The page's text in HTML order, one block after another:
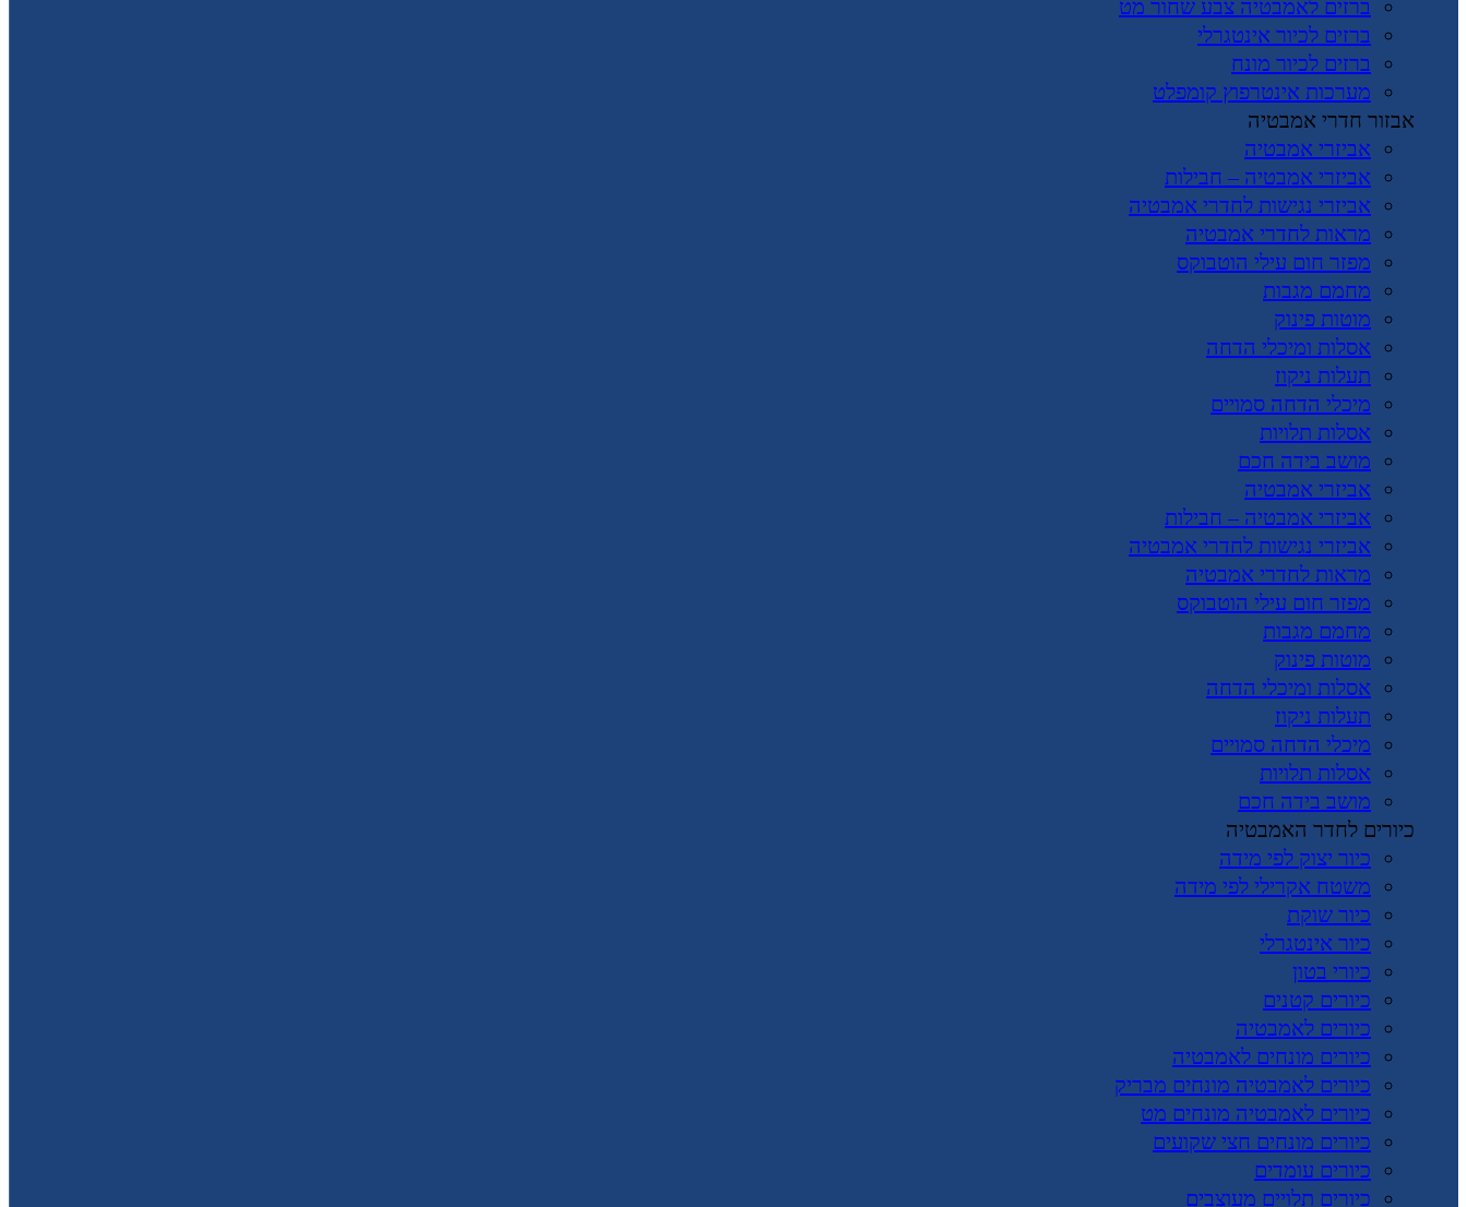
ברזים לאמבטיה צבע שחור מט
ברזים לכיור אינטגרלי
ברזים לכיור מונח
מערכות אינטרפוץ קומפלט
אבזור חדרי אמבטיה
אביזרי אמבטיה
אביזרי אמבטיה – חבילות
אביזרי נגישות לחדרי אמבטיה
מראות לחדרי אמבטיה
מפזר חום עילי הוטבוקס
מחמם מגבות
מוטות פינוק
אסלות ומיכלי הדחה
תעלות ניקוז
מיכלי הדחה סמויים
אסלות תלויות
מושב בידה חכם
אביזרי אמבטיה
אביזרי אמבטיה – חבילות
אביזרי נגישות לחדרי אמבטיה
מראות לחדרי אמבטיה
מפזר חום עילי הוטבוקס
מחמם מגבות
מוטות פינוק
אסלות ומיכלי הדחה
תעלות ניקוז
מיכלי הדחה סמויים
אסלות תלויות
מושב בידה חכם
כיורים לחדר האמבטיה
כיור יצוק לפי מידה
משטח אקרילי לפי מידה
כיור שוקת
כיור אינטגרלי
כיורי בטון
כיורים קטנים
כיורים לאמבטיה
כיורים מונחים לאמבטיה
כיורים לאמבטיה מונחים מבריק
כיורים לאמבטיה מונחים מט
כיורים מונחים חצי שקועים
כיורים עומדים
כיורים תלויים מעוצבים